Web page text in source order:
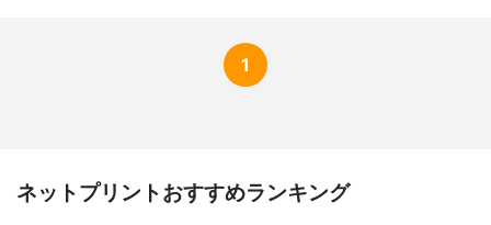
1
ネットプリントおすすめランキング